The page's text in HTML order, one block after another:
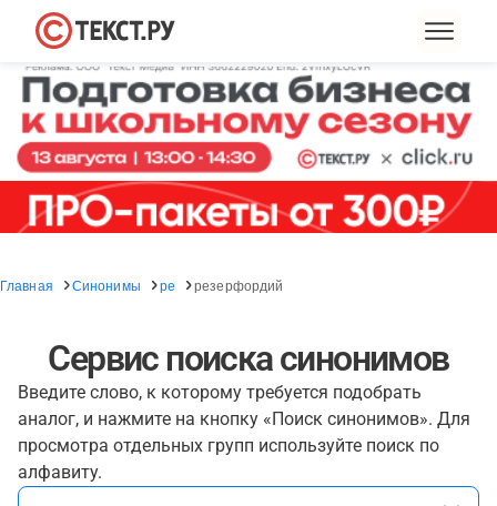
Главная Синонимы ре резерфордий
Сервис поиска синонимов
Введите слово, к которому требуется подобрать
аналог, и нажмите на кнопку «Поиск синонимов». Для
просмотра отдельных групп используйте поиск по
алфавиту.